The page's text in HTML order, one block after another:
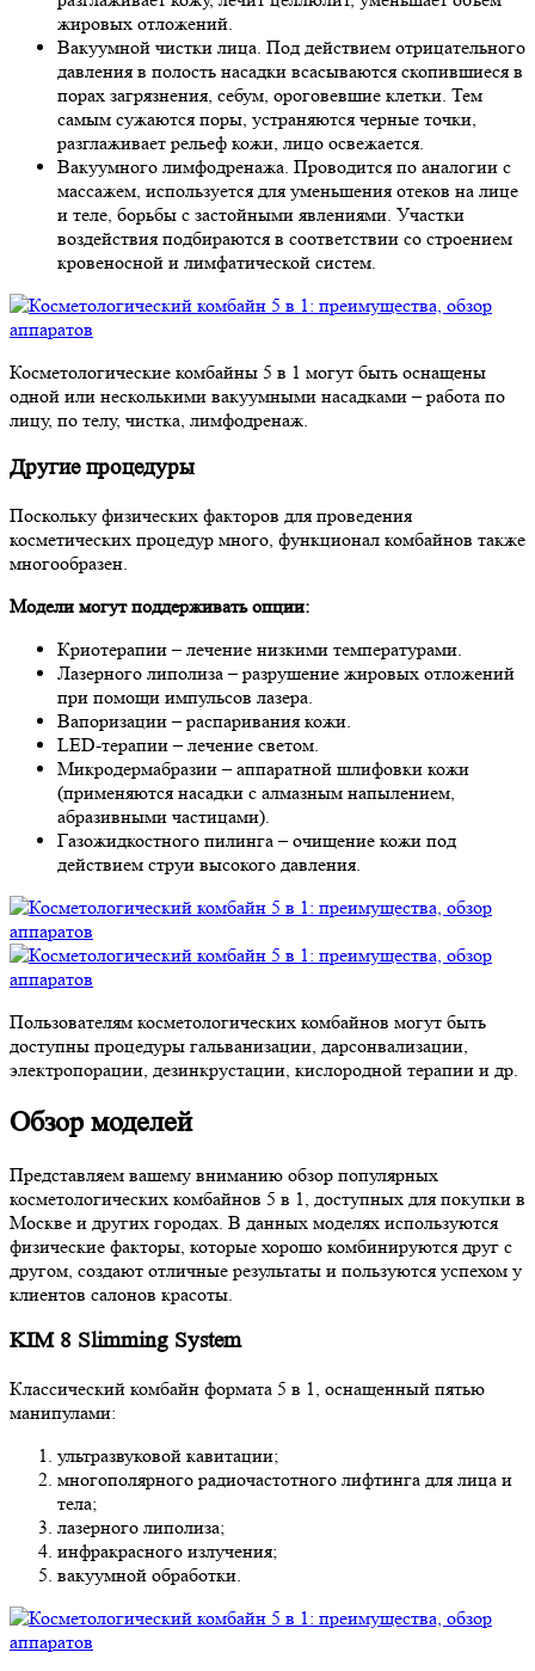
жировых отложений.
Вакуумной чистки лица. Под действием отрицательного
давления в полость насадки всасываются скопившиеся в
порах загрязнения, себум, ороговевшие клетки. Тем
самым сужаются поры, устраняются черные точки,
разглаживает рельеф кожи, лицо освежается.
Вакуумного лимфодренажа. Проводится по аналогии с
массажем, используется для уменьшения отеков на лице
и теле, борьбы с застойными явлениями. Участки
воздействия подбираются в соответствии со строением
кровеносной и лимфатической систем.
Косметологические комбайны 5 в 1 могут быть оснащены
одной или несколькими вакуумными насадками – работа по
лицу, по телу, чистка, лимфодренаж.
Другие процедуры
Поскольку физических факторов для проведения
косметических процедур много, функционал комбайнов также
многообразен.
Модели могут поддерживать опции:
Криотерапии – лечение низкими температурами.
Лазерного липолиза – разрушение жировых отложений
при помощи импульсов лазера.
Вапоризации – распаривания кожи.
LED-терапии – лечение светом.
Микродермабразии – аппаратной шлифовки кожи
(применяются насадки с алмазным напылением,
абразивными частицами).
Газожидкостного пилинга – очищение кожи под
действием струи высокого давления.
Пользователям косметологических комбайнов могут быть
доступны процедуры гальванизации, дарсонвализации,
электропорации, дезинкрустации, кислородной терапии и др.
Обзор моделей
Представляем вашему вниманию обзор популярных
косметологических комбайнов 5 в 1, доступных для покупки в
Москве и других городах. В данных моделях используются
физические факторы, которые хорошо комбинируются друг с
другом, создают отличные результаты и пользуются успехом у
клиентов салонов красоты.
KIM 8 Slimming System
Классический комбайн формата 5 в 1, оснащенный пятью
манипулами:
ультразвуковой кавитации;
многополярного радиочастотного лифтинга для лица и
тела;
лазерного липолиза;
инфракрасного излучения;
вакуумной обработки.